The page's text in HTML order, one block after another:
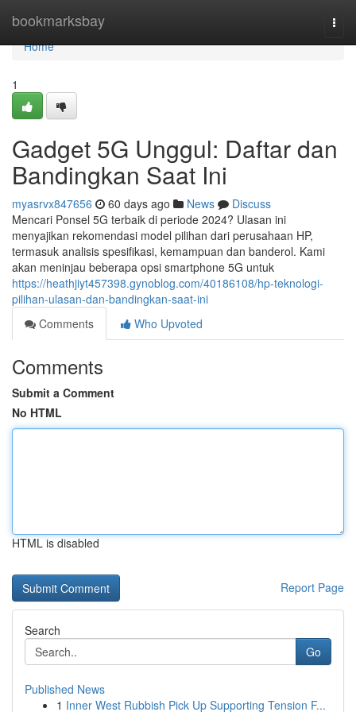
bookmarksbay
Home
Home
1
Gadget 5G Unggul: Daftar dan
Bandingkan Saat Ini
myasrvx847656 60 days ago News
Discuss
Mencari Ponsel 5G terbaik di periode 2024? Ulasan ini
menyajikan rekomendasi model pilihan dari perusahaan HP,
termasuk analisis spesifikasi, kemampuan dan banderol. Kami
akan meninjau beberapa opsi smartphone 5G untuk
https://heathjiyt457398.gynoblog.com/40186108/hp-teknologi-
pilihan-ulasan-dan-bandingkan-saat-ini
Comments
Who Upvoted
Comments
Submit a Comment
No HTML
HTML is disabled
Report Page
Search
Go
Published News
1 Inner West Rubbish Pick Up Supporting Tension F...